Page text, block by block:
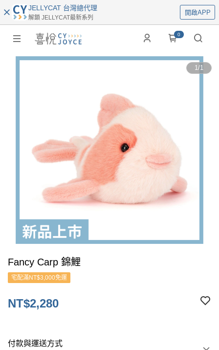
JELLYCAT 台灣總代理
解鎖 JELLYCAT最新系列
開啟APP
0
1/1
Fancy Carp 錦鯉
宅配滿NT$3,000免運
NT$2,280
付款與運送方式